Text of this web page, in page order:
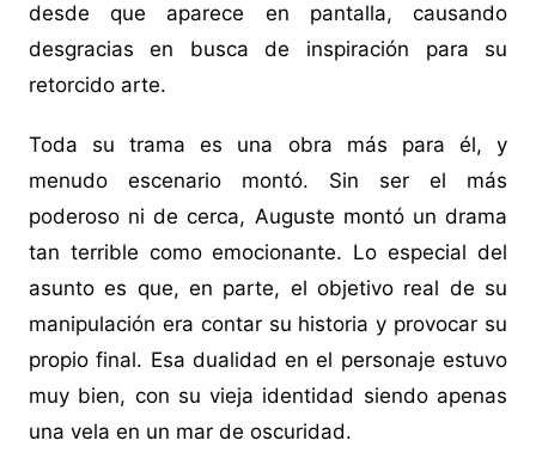
desde que aparece en pantalla, causando
desgracias en busca de inspiración para su
retorcido arte.
Toda su trama es una obra más para él, y
menudo escenario montó. Sin ser el más
poderoso ni de cerca, Auguste montó un drama
tan terrible como emocionante. Lo especial del
asunto es que, en parte, el objetivo real de su
manipulación era contar su historia y provocar su
propio final. Esa dualidad en el personaje estuvo
muy bien, con su vieja identidad siendo apenas
una vela en un mar de oscuridad.